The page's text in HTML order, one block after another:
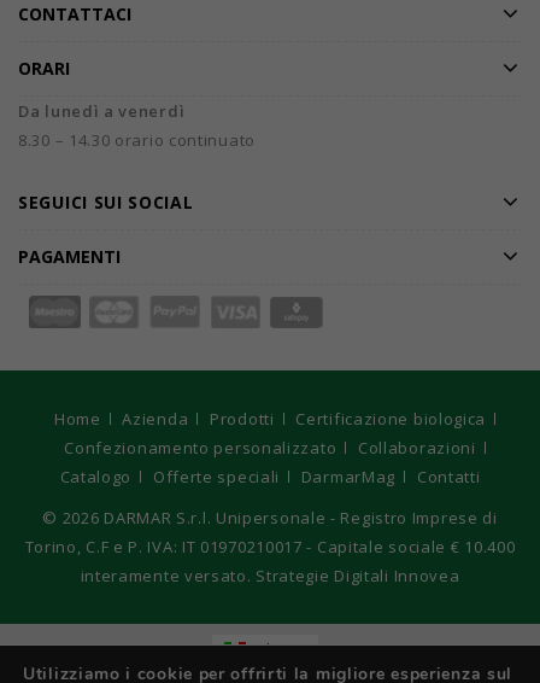
CONTATTACI
ORARI
Da lunedì a venerdì
8.30 – 14.30 orario continuato
SEGUICI SUI SOCIAL
PAGAMENTI
Home Azienda Prodotti
Certificazione biologica
Confezionamento personalizzato
Collaborazioni
Catalogo
Offerte speciali DarmarMag
Contatti
© 2026 DARMAR S.r.l. Unipersonale - Registro Imprese di
Torino, C.F e P. IVA: IT 01970210017 - Capitale sociale € 10.400
interamente versato. Strategie Digitali Innovea
Utilizziamo i cookie per offrirti la migliore esperienza sul
Italiano